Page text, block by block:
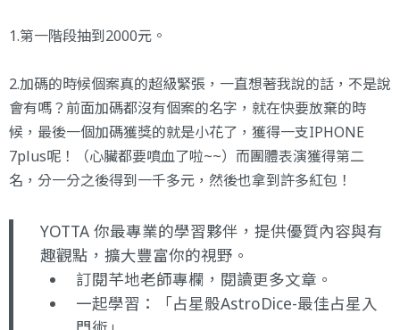
1.第一階段抽到2000元。
2.加碼的時候個案真的超級緊張，一直想著我說的話，不是說
會有嗎？前面加碼都沒有個案的名字，就在快要放棄的時
候，最後一個加碼獲獎的就是小花了，獲得一支IPHONE
7plus呢！（心臟都要噴血了啦~~）而團體表演獲得第二
名，分一分之後得到一千多元，然後也拿到許多紅包！
YOTTA 你最專業的學習夥伴，提供優質內容與有
趣觀點，擴大豐富你的視野。
訂閱芊地老師專欄 ，閱讀更多文章。
一起學習：
「占星骰AstroDice-最佳占星入